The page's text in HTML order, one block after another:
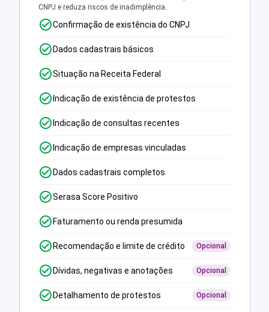
CNPJ e reduza riscos de inadimplência.
Confirmação de existência do CNPJ
Dados cadastrais básicos
Situação na Receita Federal
Indicação de existência de protestos
Indicação de consultas recentes
Indicação de empresas vinculadas
Dados cadastrais completos
Serasa Score Positivo
Faturamento ou renda presumida
Recomendação e limite de crédito Opcional
Dívidas, negativas e anotações Opcional
Detalhamento de protestos Opcional